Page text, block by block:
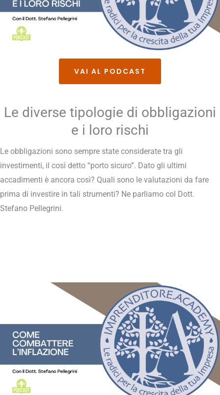
VAI AL PODCAST
Le diverse tipologie di obbligazioni
e i loro rischi
Le obbligazioni sono sempre state considerate tra gli
investimenti, il così detto “porto sicuro”. Dato gli ultimi
accadimenti è ancora così? Quali sono le valutazioni da fare
prima di investire in tali strumenti? Ne parliamo col Dott.
Stefano Pellegrini.